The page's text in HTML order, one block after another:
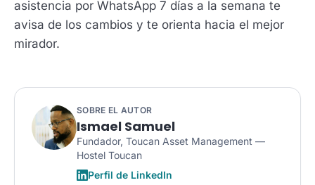
asistencia por WhatsApp 7 días a la semana te
avisa de los cambios y te orienta hacia el mejor
mirador.
SOBRE EL AUTOR
Ismael Samuel
Fundador, Toucan Asset Management —
Hostel Toucan
Perfil de LinkedIn